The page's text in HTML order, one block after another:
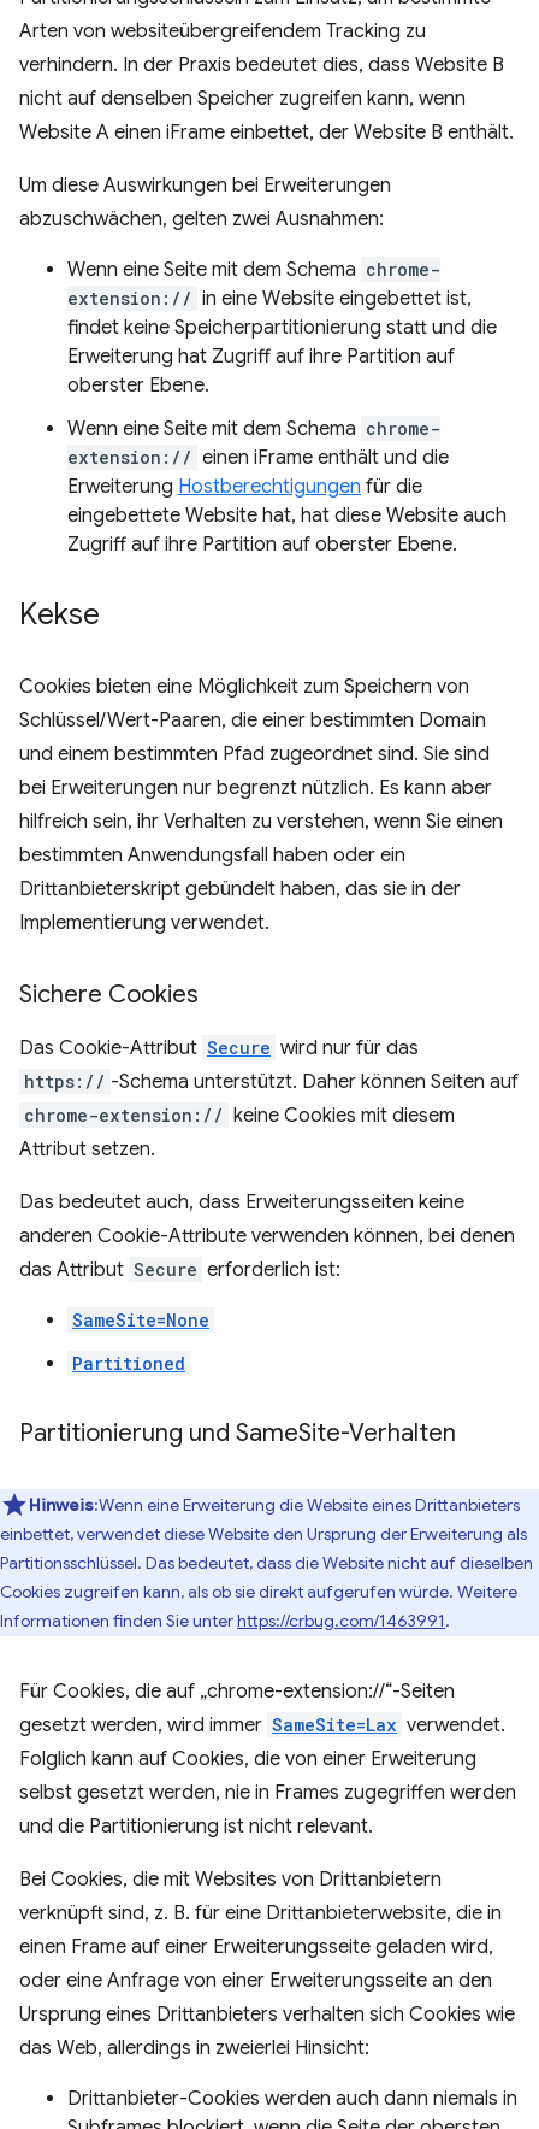
Arten von websiteübergreifendem Tracking zu
verhindern. In der Praxis bedeutet dies, dass Website B
nicht auf denselben Speicher zugreifen kann, wenn
Website A einen iFrame einbettet, der Website B enthält.
Um diese Auswirkungen bei Erweiterungen
abzuschwächen, gelten zwei Ausnahmen:
Wenn eine Seite mit dem Schema chrome-
extension:// in eine Website eingebettet ist,
findet keine Speicherpartitionierung statt und die
Erweiterung hat Zugriff auf ihre Partition auf
oberster Ebene.
Wenn eine Seite mit dem Schema chrome-
extension:// einen iFrame enthält und die
Erweiterung Hostberechtigungen für die
eingebettete Website hat, hat diese Website auch
Zugriff auf ihre Partition auf oberster Ebene.
Kekse
Cookies bieten eine Möglichkeit zum Speichern von
Schlüssel/Wert-Paaren, die einer bestimmten Domain
und einem bestimmten Pfad zugeordnet sind. Sie sind
bei Erweiterungen nur begrenzt nützlich. Es kann aber
hilfreich sein, ihr Verhalten zu verstehen, wenn Sie einen
bestimmten Anwendungsfall haben oder ein
Drittanbieterskript gebündelt haben, das sie in der
Implementierung verwendet.
Sichere Cookies
Das Cookie-Attribut Secure wird nur für das
https:// -Schema unterstützt. Daher können Seiten auf
chrome-extension:// keine Cookies mit diesem
Attribut setzen.
Das bedeutet auch, dass Erweiterungsseiten keine
anderen Cookie-Attribute verwenden können, bei denen
das Attribut Secure erforderlich ist:
SameSite=None
Partitioned
Partitionierung und SameSite-Verhalten
Hinweis:Wenn eine Erweiterung die Website eines Drittanbieters
einbettet, verwendet diese Website den Ursprung der Erweiterung als
Partitionsschlüssel. Das bedeutet, dass die Website nicht auf dieselben
Cookies zugreifen kann, als ob sie direkt aufgerufen würde. Weitere
Informationen finden Sie unterhttps://crbug.com/1463991.
Für Cookies, die auf „chrome-extension://“-Seiten
gesetzt werden, wird immer SameSite=Lax verwendet.
Folglich kann auf Cookies, die von einer Erweiterung
selbst gesetzt werden, nie in Frames zugegriffen werden
und die Partitionierung ist nicht relevant.
Bei Cookies, die mit Websites von Drittanbietern
verknüpft sind, z. B. für eine Drittanbieterwebsite, die in
einen Frame auf einer Erweiterungsseite geladen wird,
oder eine Anfrage von einer Erweiterungsseite an den
Ursprung eines Drittanbieters verhalten sich Cookies wie
das Web, allerdings in zweierlei Hinsicht:
Drittanbieter-Cookies werden auch dann niemals in